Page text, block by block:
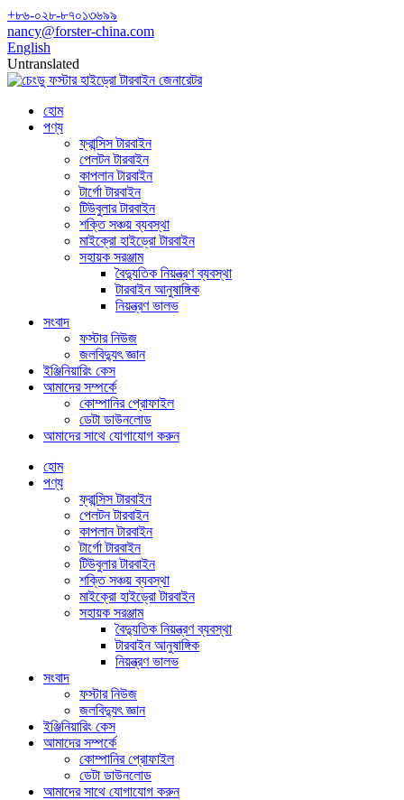
+৮৬-০২৮-৮৭০১৩৬৯৯
nancy@forster-china.com
English
Untranslated
হোম
পণ্য
ফ্রান্সিস টারবাইন
পেলটন টারবাইন
কাপলান টারবাইন
টার্গো টারবাইন
টিউবুলার টারবাইন
শক্তি সঞ্চয় ব্যবস্থা
মাইক্রো হাইড্রো টারবাইন
সহায়ক সরঞ্জাম
বৈদ্যুতিক নিয়ন্ত্রণ ব্যবস্থা
টারবাইন আনুষাঙ্গিক
নিয়ন্ত্রণ ভালভ
সংবাদ
ফস্টার নিউজ
জলবিদ্যুৎ জ্ঞান
ইঞ্জিনিয়ারিং কেস
আমাদের সম্পর্কে
কোম্পানির প্রোফাইল
ডেটা ডাউনলোড
আমাদের সাথে যোগাযোগ করুন
হোম
পণ্য
ফ্রান্সিস টারবাইন
পেলটন টারবাইন
কাপলান টারবাইন
টার্গো টারবাইন
টিউবুলার টারবাইন
শক্তি সঞ্চয় ব্যবস্থা
মাইক্রো হাইড্রো টারবাইন
সহায়ক সরঞ্জাম
বৈদ্যুতিক নিয়ন্ত্রণ ব্যবস্থা
টারবাইন আনুষাঙ্গিক
নিয়ন্ত্রণ ভালভ
সংবাদ
ফস্টার নিউজ
জলবিদ্যুৎ জ্ঞান
ইঞ্জিনিয়ারিং কেস
আমাদের সম্পর্কে
কোম্পানির প্রোফাইল
ডেটা ডাউনলোড
আমাদের সাথে যোগাযোগ করুন